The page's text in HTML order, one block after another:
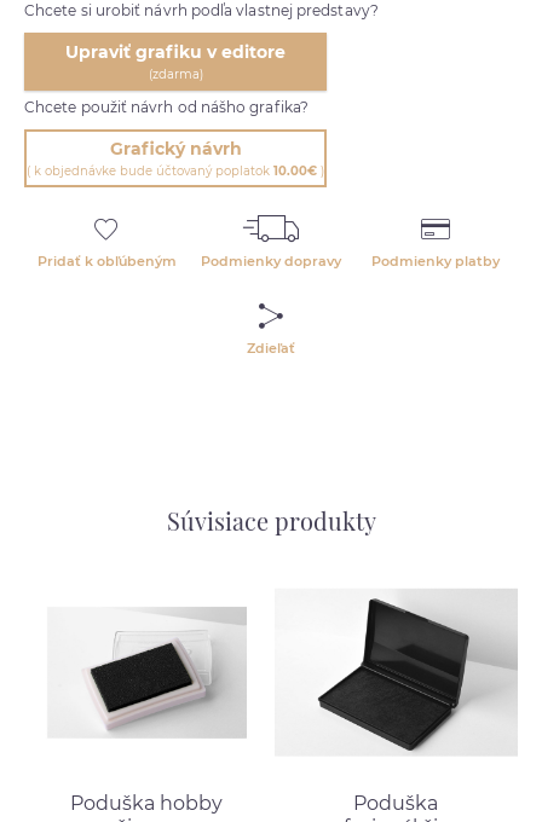
Chcete si urobiť návrh podľa vlastnej predstavy?
Upraviť grafiku v editore
(zdarma)
Chcete použiť návrh od nášho grafika?
Grafický návrh
( k objednávke bude účtovaný poplatok 10.00€ )
Pridať k obľúbeným Podmienky dopravy Podmienky platby
Zdieľať
Súvisiace produkty
Poduška hobby
Poduška